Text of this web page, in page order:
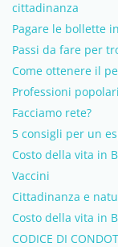
cittadinanza
Pagare le bollette
Passi da fare per
Come ottenere il
Professioni
Facciamo rete?
5 consigli per un
Costo della vita in
Vaccini
Cittadinanza e
Costo della vita in
CODICE DI